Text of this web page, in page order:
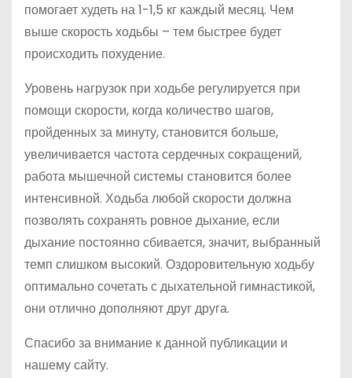
помогает худеть на 1-1,5 кг каждый месяц. Чем
выше скорость ходьбы – тем быстрее будет
происходить похудение.
Уровень нагрузок при ходьбе регулируется при
помощи скорости, когда количество шагов,
пройденных за минуту, становится больше,
увеличивается частота сердечных сокращений,
работа мышечной системы становится более
интенсивной. Ходьба любой скорости должна
позволять сохранять ровное дыхание, если
дыхание постоянно сбивается, значит, выбранный
темп слишком высокий. Оздоровительную ходьбу
оптимально сочетать с дыхательной гимнастикой,
они отлично дополняют друг друга.
Спасибо за внимание к данной публикации и
нашему сайту.